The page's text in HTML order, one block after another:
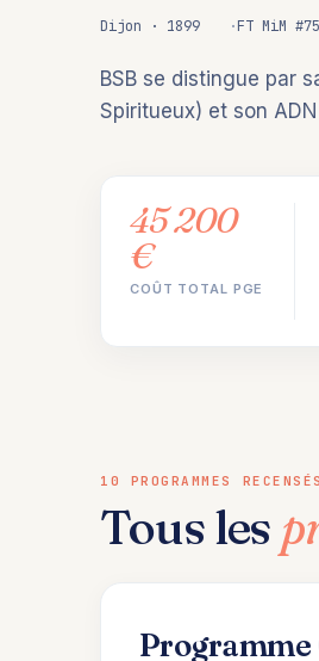
Dijon · 1899 FT MiM
BSB se distingue par
Spiritueux) et son
45 200
€
COÛT TOTAL PGE
10 PROGRAMMES
Tous les
Programme